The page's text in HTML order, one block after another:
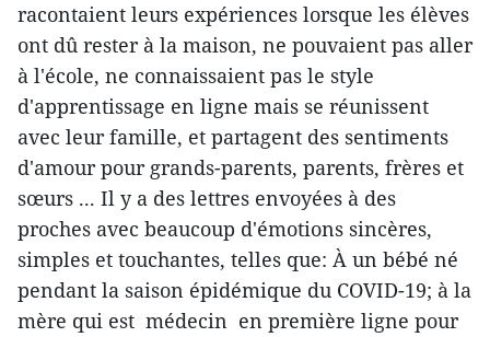
racontaient leurs expériences lorsque les élèves
ont dû rester à la maison, ne pouvaient pas aller
à l'école, ne connaissaient pas le style
d'apprentissage en ligne mais se réunissent
avec leur famille, et partagent des sentiments
d'amour pour grands-parents, parents, frères et
sœurs ... Il y a des lettres envoyées à des
proches avec beaucoup d'émotions sincères,
simples et touchantes, telles que: À un bébé né
pendant la saison épidémique du COVID-19; à la
mère qui est médecin en première ligne pour